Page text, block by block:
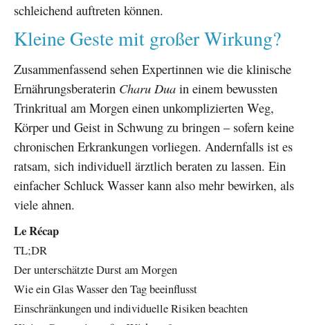
schleichend auftreten können.
Kleine Geste mit großer Wirkung?
Zusammenfassend sehen Expertinnen wie die klinische
Ernährungsberaterin Charu Dua in einem bewussten
Trinkritual am Morgen einen unkomplizierten Weg,
Körper und Geist in Schwung zu bringen – sofern keine
chronischen Erkrankungen vorliegen. Andernfalls ist es
ratsam, sich individuell ärztlich beraten zu lassen. Ein
einfacher Schluck Wasser kann also mehr bewirken, als
viele ahnen.
Le Récap
TL;DR
Der unterschätzte Durst am Morgen
Wie ein Glas Wasser den Tag beeinflusst
Einschränkungen und individuelle Risiken beachten